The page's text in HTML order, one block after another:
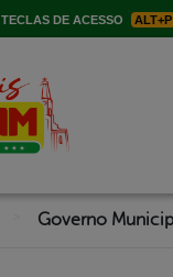
TECLAS DE ACESSO ALT+P